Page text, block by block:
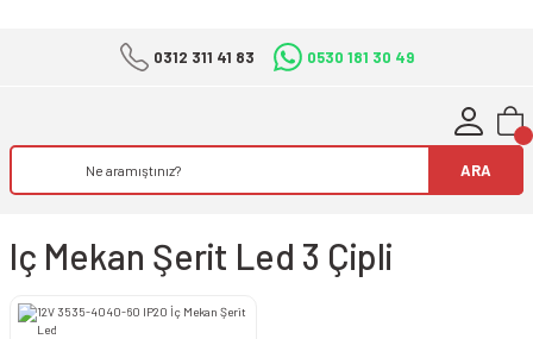
0312 311 41 83 0530 181 30 49
ARA
Iç Mekan Şerit Led 3 Çipli